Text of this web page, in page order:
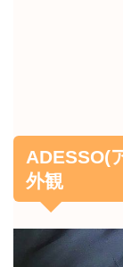
ADESSO(
外観